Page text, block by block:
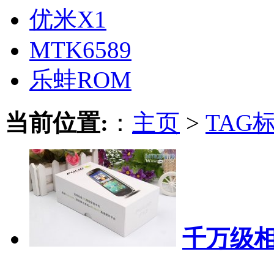
优米X1
MTK6589
乐蛙ROM
当前位置: ： 主页 > TAG
千万级